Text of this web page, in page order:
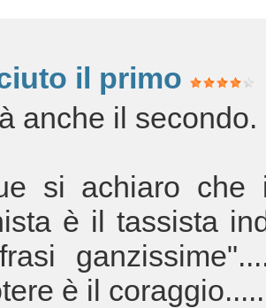
il primo
anche il secondo.
si achiaro
è il tassista
è il